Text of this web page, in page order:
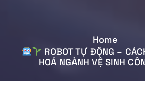
Home
ROBOT TỰ ĐỘNG –
HOÁ NGÀNH VỆ SINH